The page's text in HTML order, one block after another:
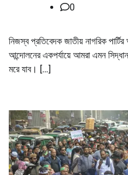
0
নিজস্ব প্রতিবেদক জাতীয় নাগরিক
আন্দোলনের একপর্যায়ে আমরা এমন
মরে যাব। […]